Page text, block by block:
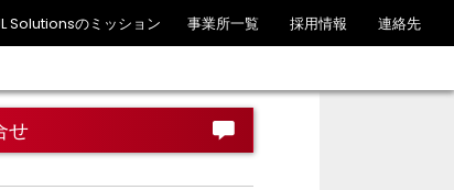
Solutionsのミッション 事業所一覧 採用情報 連絡先
せ